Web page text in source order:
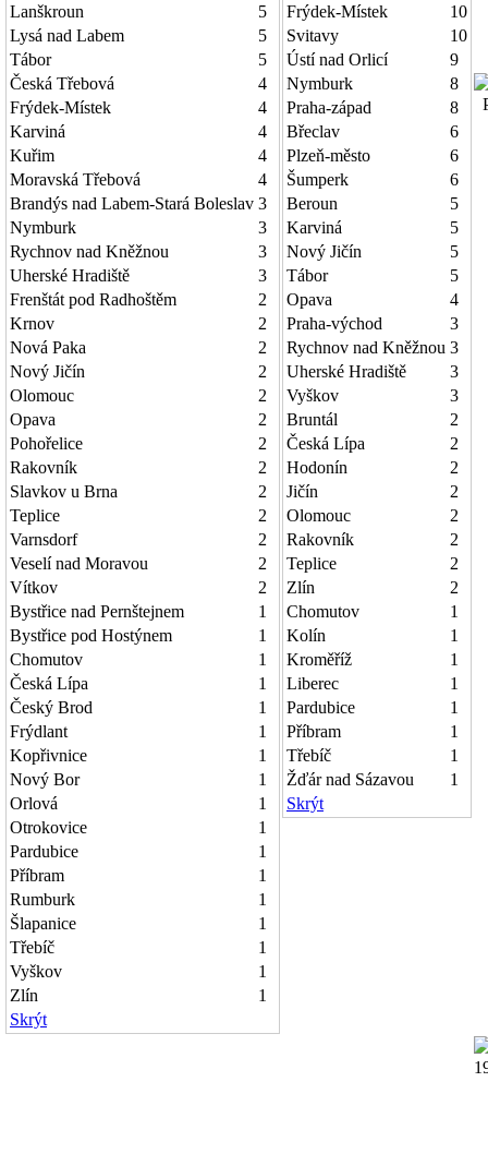
Lanškroun
5
Lysá nad Labem
5
Tábor
5
Česká Třebová
4
Frýdek-Místek
4
Karviná
4
Kuřim
4
Moravská Třebová
4
Brandýs nad Labem-Stará Boleslav 3
Nymburk
3
Rychnov nad Kněžnou
3
Uherské Hradiště
3
Frenštát pod Radhoštěm
2
Krnov
2
Nová Paka
2
Nový Jičín
2
Olomouc
2
Opava
2
Pohořelice
2
Rakovník
2
Slavkov u Brna
2
Teplice
2
Varnsdorf
2
Veselí nad Moravou
2
Vítkov
2
Bystřice nad Pernštejnem
1
Bystřice pod Hostýnem
1
Chomutov
1
Česká Lípa
1
Český Brod
1
Frýdlant
1
Kopřivnice
1
Nový Bor
1
Orlová
1
Otrokovice
1
Pardubice
1
Příbram
1
Rumburk
1
Šlapanice
1
Třebíč
1
Vyškov
1
Zlín
1
Skrýt
Frýdek-Místek
10
Svitavy
10
Ústí nad Orlicí
9
Nymburk
8
Praha-západ
8
Břeclav
6
Plzeň-město
6
Šumperk
6
Beroun
5
Karviná
5
Nový Jičín
5
Tábor
5
Opava
4
Praha-východ
3
Rychnov nad Kněžnou 3
Uherské Hradiště
3
Vyškov
3
Bruntál
2
Česká Lípa
2
Hodonín
2
Jičín
2
Olomouc
2
Rakovník
2
Teplice
2
Zlín
2
Chomutov
1
Kolín
1
Kroměříž
1
Liberec
1
Pardubice
1
Příbram
1
Třebíč
1
Žďár nad Sázavou
1
Skrýt